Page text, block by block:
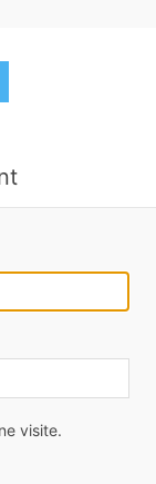
visite.